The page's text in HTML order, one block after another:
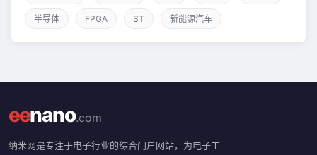
半导体 FPGA ST 新能源汽车
eenano.com
纳米网是专注于电子行业的综合门户网站，为电子工